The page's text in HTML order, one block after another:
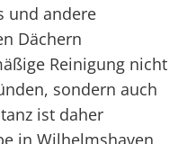
und andere
Dächern
Reinigung nicht
sondern auch
ist daher
in Wilhelmshaven